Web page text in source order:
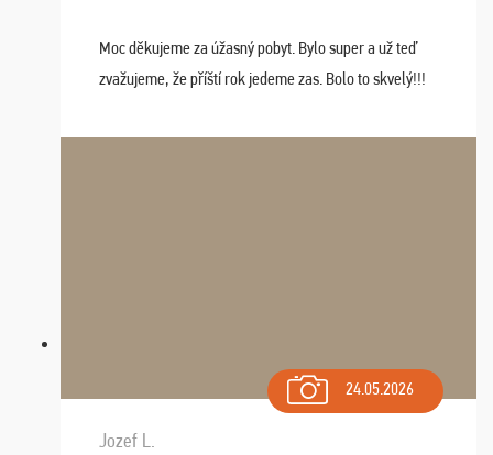
Moc děkujeme za úžasný pobyt. Bylo super a už teď
zvažujeme, že příští rok jedeme zas. Bolo to skvelý!!!
24.05.2026
Jozef L.